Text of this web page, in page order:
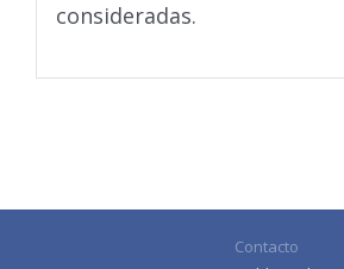
consideradas.
Contacto